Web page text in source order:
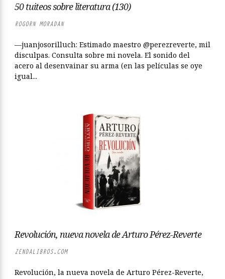
50 tuiteos sobre literatura (130)
ROGORN MORADAN
—juanjosorilluch: Estimado maestro @perezreverte, mil
disculpas. Consulta sobre mi novela. El sonido del
acero al desenvainar su arma (en las películas se oye
igual...
Revolución, nueva novela de Arturo Pérez-Reverte
ZENDALIBROS.COM
Revolución, la nueva novela de Arturo Pérez-Reverte,